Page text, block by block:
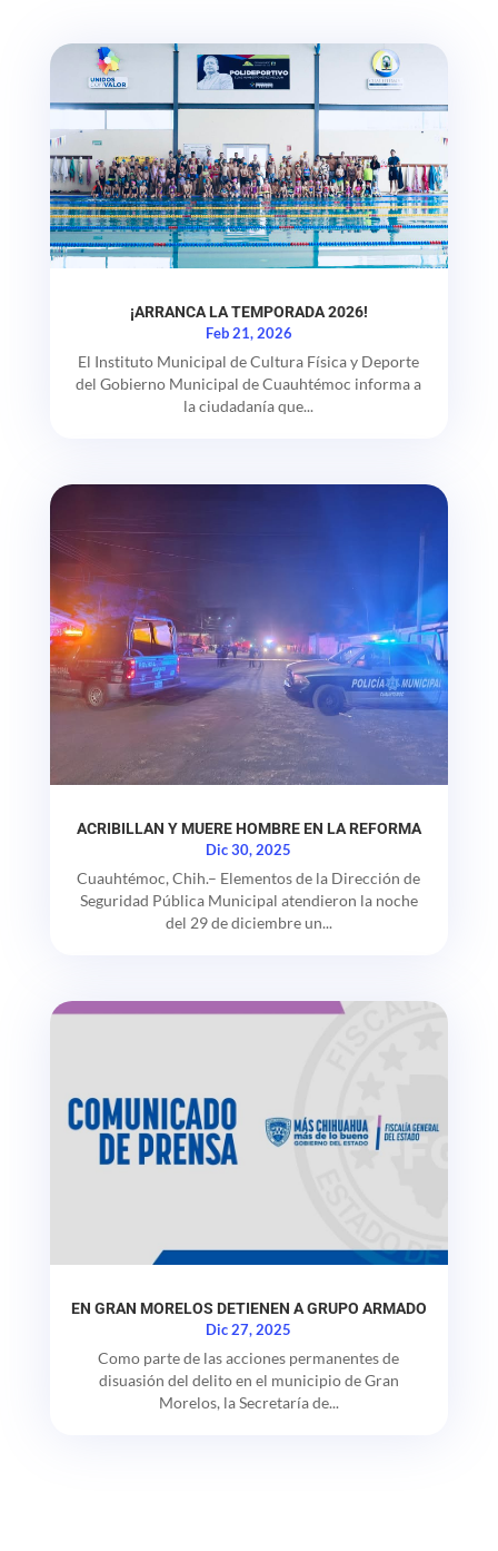
¡ARRANCA LA TEMPORADA 2026!
Feb 21, 2026
El Instituto Municipal de Cultura Física y Deporte
del Gobierno Municipal de Cuauhtémoc informa a
la ciudadanía que...
ACRIBILLAN Y MUERE HOMBRE EN LA REFORMA
Dic 30, 2025
Cuauhtémoc, Chih.– Elementos de la Dirección de
Seguridad Pública Municipal atendieron la noche
del 29 de diciembre un...
EN GRAN MORELOS DETIENEN A GRUPO ARMADO
Dic 27, 2025
Como parte de las acciones permanentes de
disuasión del delito en el municipio de Gran
Morelos, la Secretaría de...